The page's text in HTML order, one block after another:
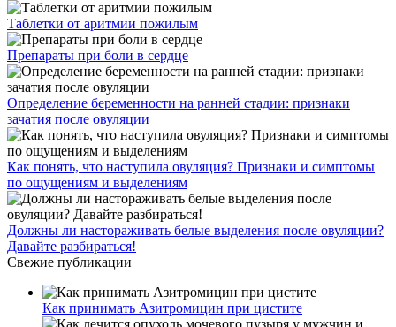
Таблетки от аритмии пожилым
Препараты при боли в сердце
Определение беременности на ранней стадии: признаки
зачатия после овуляции
Как понять, что наступила овуляция? Признаки и симптомы
по ощущениям и выделениям
Должны ли настораживать белые выделения после овуляции?
Давайте разбираться!
Свежие публикации
Как принимать Азитромицин при цистите